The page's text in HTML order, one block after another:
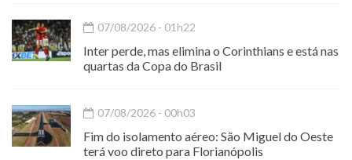
07/08/2026 - 01h22
Inter perde, mas elimina o Corinthians e está nas
quartas da Copa do Brasil
07/08/2026 - 00h03
Fim do isolamento aéreo: São Miguel do Oeste
terá voo direto para Florianópolis